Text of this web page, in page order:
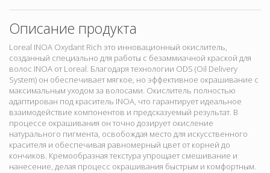
Описание продукта
Loreal INOA Oxydant Rich это инновационный окислитель,
созданный специально для работы с безаммиачной краской для
волос INOA от Loreal. Благодаря технологии ODS (Oil Delivery
System) он обеспечивает мягкое, но эффективное окрашивание с
максимальным уходом за волосами. Окислитель полностью
адаптирован под краситель INOA, что гарантирует идеальное
взаимодействие компонентов и предсказуемый результат. В
процессе окрашивания он точно дозирует окисление
натурального пигмента, освобождая место для искусственного
красителя и обеспечивая равномерный цвет от корней до
кончиков. Кремообразная текстура упрощает смешивание и
нанесение, делая процесс окрашивания быстрым и комфортным.